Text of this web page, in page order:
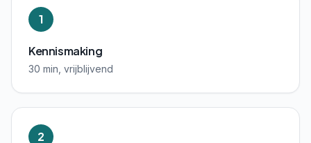
1
Kennismaking
30 min, vrijblijvend
2